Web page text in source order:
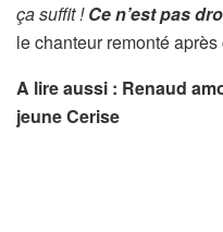
ça suffit !Ce n’est pas
le chanteur remonté après
A lire aussi : Renaud
jeune Cerise